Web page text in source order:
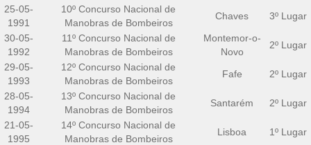
25-05-
1991
10º Concurso Nacional de
Manobras de Bombeiros
Chaves
3º Lugar
30-05-
1992
11º Concurso Nacional de
Manobras de Bombeiros
Montemor-o-
Novo
2º Lugar
29-05-
1993
12º Concurso Nacional de
Manobras de Bombeiros
Fafe
2º Lugar
28-05-
1994
13º Concurso Nacional de
Manobras de Bombeiros
Santarém
2º Lugar
21-05-
1995
14º Concurso Nacional de
Manobras de Bombeiros
Lisboa
1º Lugar